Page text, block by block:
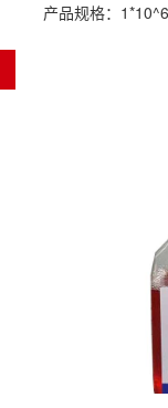
产品规格：1*10^6